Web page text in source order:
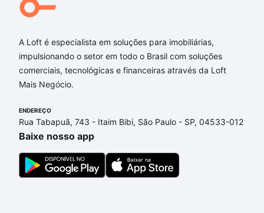
- Salão de Festas;
- Eclusa;
- Delivery room.
Os preços e as condições de pagamento, neste momento,
A Loft é especialista em soluções para imobiliárias,
impulsionando o setor em todo o Brasil com soluções
comerciais, tecnológicas e financeiras através da Loft
Mais Negócio.
ENDEREÇO
Rua Tabapuã, 743 - Itaim Bibi, São Paulo - SP, 04533-012
Baixe nosso app